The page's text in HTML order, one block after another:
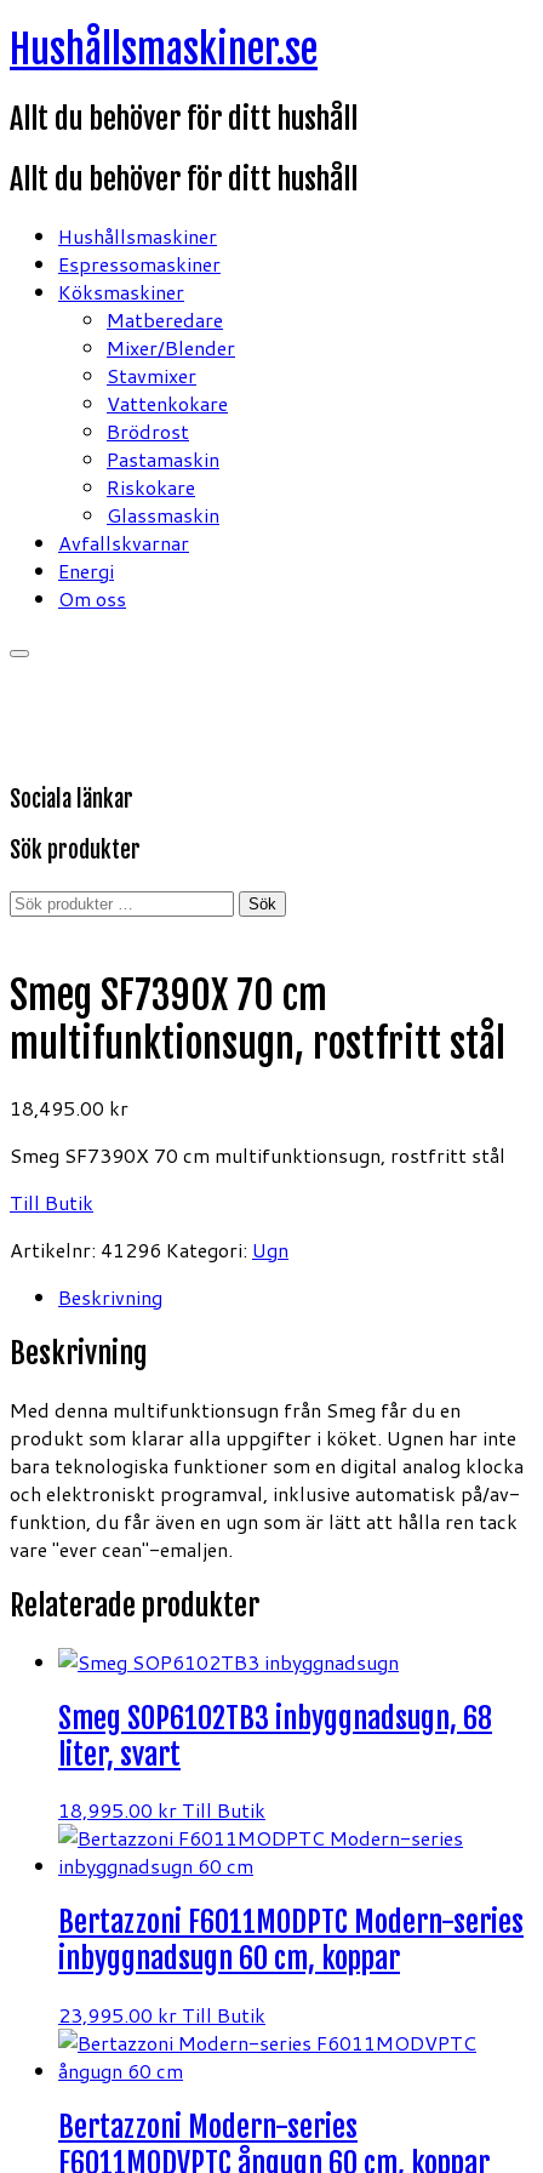
Hoppa
till
Hushållsmaskiner.se
Allt du behöver för ditt hushåll
Allt du behöver för ditt hushåll
Hushållsmaskiner
Espressomaskiner
Köksmaskiner
Matberedare
Mixer/Blender
Stavmixer
Vattenkokare
Brödrost
Pastamaskin
Riskokare
Glassmaskin
Avfallskvarnar
Energi
Om oss
Sociala länkar
Sök produkter
Sök
Sök
Smeg SF7390X 70 cm
multifunktionsugn, rostfritt stål
18,495.00 kr
Smeg SF7390X 70 cm multifunktionsugn, rostfritt stål
Till Butik
Artikelnr: 41296 Kategori: Ugn
Beskrivning
Beskrivning
Med denna multifunktionsugn från Smeg får du en
produkt som klarar alla uppgifter i köket. Ugnen har inte
bara teknologiska funktioner som en digital analog klocka
och elektroniskt programval, inklusive automatisk på/av-
funktion, du får även en ugn som är lätt att hålla ren tack
vare "ever cean"-emaljen.
Relaterade produkter
Smeg SOP6102TB3 inbyggnadsugn, 68
liter, svart
18,995.00 kr Till Butik
Bertazzoni F6011MODPTC Modern-series
inbyggnadsugn 60 cm, koppar
23,995.00 kr Till Butik
Bertazzoni Modern-series
F6011MODVPTC ångugn 60 cm, koppar